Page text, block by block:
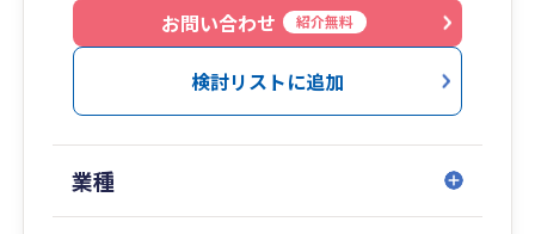
お問い合わせ
紹介無料
検討リストに追加
業種